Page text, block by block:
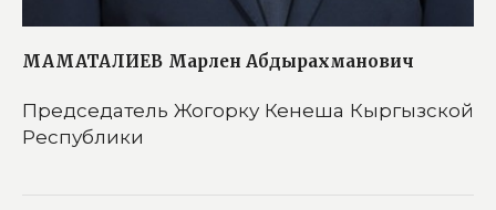
МАМАТАЛИЕВ Марлен Абдырахманович
Председатель Жогорку Кенеша Кыргызской
Республики